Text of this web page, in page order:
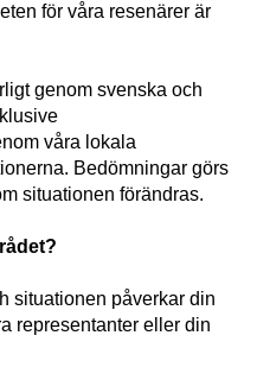
för våra resenärer är
genom svenska och
våra lokala
Bedömningar görs
situationen förändras.
situationen påverkar din
representanter eller din